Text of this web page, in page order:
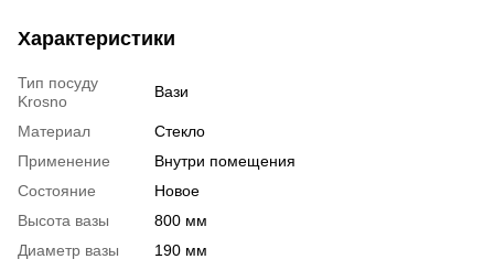
Характеристики
Тип посуду
Krosno
Вази
Материал
Стекло
Применение
Внутри помещения
Состояние
Новое
Высота вазы
800 мм
Диаметр вазы
190 мм